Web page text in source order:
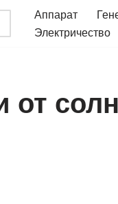
Аппарат
Электричество
от